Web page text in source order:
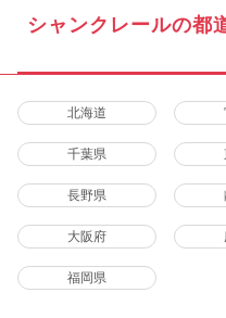
シャンクレールの都
北海道
千葉県
長野県
大阪府
福岡県